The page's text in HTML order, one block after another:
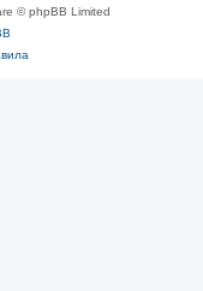
© phpBB Limited